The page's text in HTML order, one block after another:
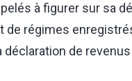
à figurer sur sa
de régimes
déclaration de